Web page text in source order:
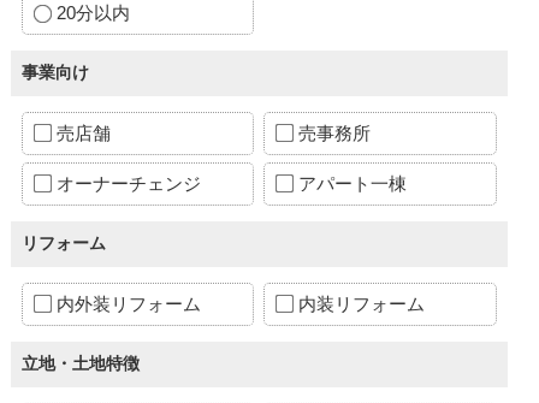
20分以内
事業向け
売店舗 売事務所
オーナーチェンジ アパート一棟
リフォーム
内外装リフォーム 内装リフォーム
立地・土地特徴